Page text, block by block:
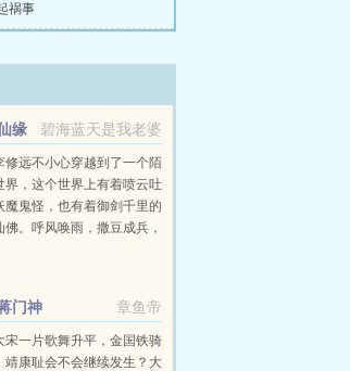
祸事
碧海蓝天是我老婆
缘
修远不小心穿越到了一个陌
界，这个世界上有着喷云吐
魔鬼怪，也有着御剑千里的
佛。呼风唤雨，撒豆成兵，
的，绝不流露一...
章鱼帝
门神
宋一片歌舞升平，金国铁骑
靖康耻会不会继续发生？大